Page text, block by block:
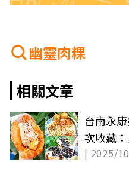
幽靈肉粿
相關文章
台南永
次收藏
花、飯
| 2025/